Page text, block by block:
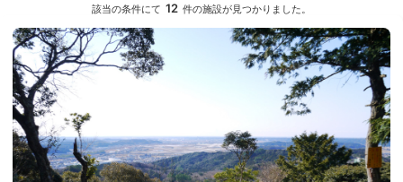
該当の条件にて 12 件の施設が見つかりました。